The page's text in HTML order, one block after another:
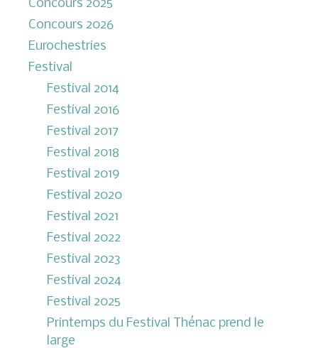
Concours 2025
Concours 2026
Eurochestries
Festival
Festival 2014
Festival 2016
Festival 2017
Festival 2018
Festival 2019
Festival 2020
Festival 2021
Festival 2022
Festival 2023
Festival 2024
Festival 2025
Printemps du Festival Thénac prend le
large